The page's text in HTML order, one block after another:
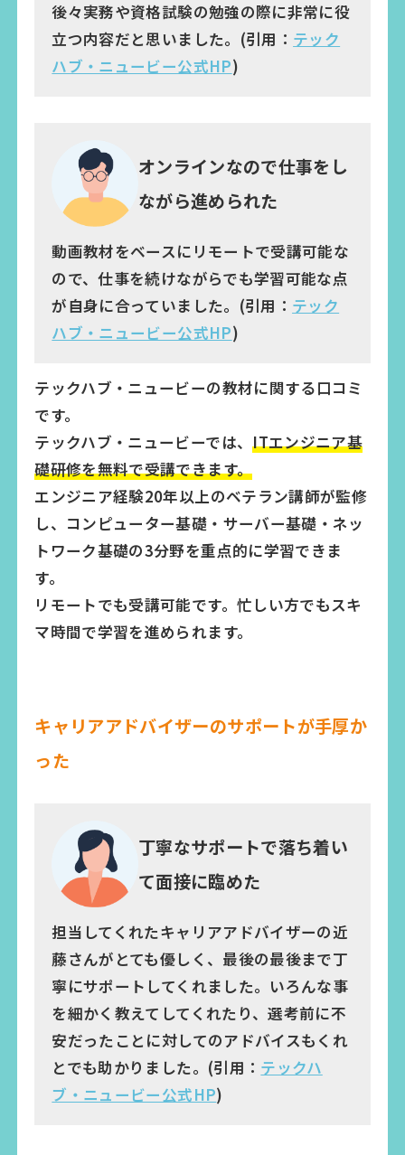
後々実務や資格試験の勉強の際に非常に役
立つ内容だと思いました。(引用： テック
ハブ・ニュービー公式HP)
オンラインなので仕事をし
ながら進められた
動画教材をベースにリモートで受講可能な
ので、仕事を続けながらでも学習可能な点
が自身に合っていました。(引用： テック
ハブ・ニュービー公式HP)
テックハブ・ニュービーの教材に関する口コミ
です。
テックハブ・ニュービーでは、ITエンジニア基
礎研修を無料で受講できます。
エンジニア経験20年以上のベテラン講師が監修
し、コンピューター基礎・サーバー基礎・ネッ
トワーク基礎の3分野を重点的に学習できま
す。
リモートでも受講可能です。忙しい方でもスキ
マ時間で学習を進められます。
キャリアアドバイザーのサポートが手厚か
った
丁寧なサポートで落ち着い
て面接に臨めた
担当してくれたキャリアアドバイザーの近
藤さんがとても優しく、最後の最後まで丁
寧にサポートしてくれました。いろんな事
を細かく教えてしてくれたり、選考前に不
安だったことに対してのアドバイスもくれ
とでも助かりました。(引用： テックハ
ブ・ニュービー公式HP)